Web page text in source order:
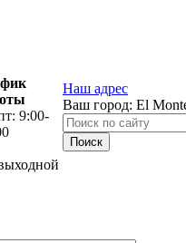
9:00-
Наш адрес
Ваш город: El